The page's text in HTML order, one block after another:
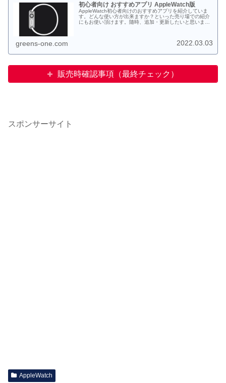
初心者向け おすすめアプリ AppleWatch版
AppleWatch初心者向けのおすすめアプリを紹介していま
す。どんな使い方が出来ますか？といった売り場での紹介
にもお使い頂けます。随時、追加・更新したいと思いま
greens-one.com 2022.03.03
販売時確認事項（最終チェック）
スポンサーサイト
AppleWatch